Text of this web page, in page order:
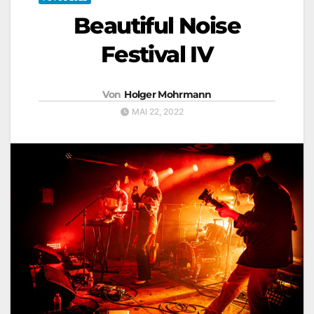
Beautiful Noise
Festival IV
Von Holger Mohrmann
MAI 22, 2022